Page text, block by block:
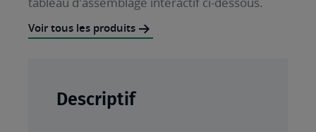
Voir tous les produits
Descriptif